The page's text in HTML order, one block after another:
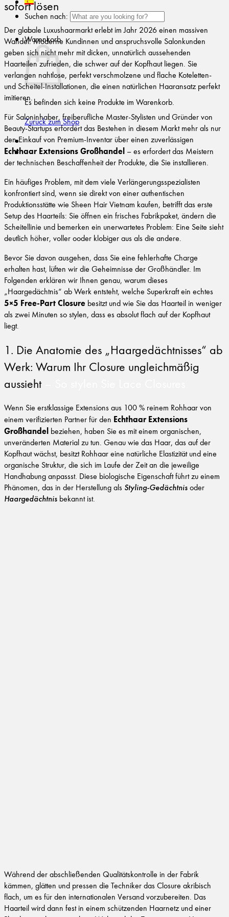
Suchen nach:
Warenkorb
Es befinden sich keine Produkte im Warenkorb.
Zurück zum Shop
sofort lösen
Der globale Luxushaarmarkt erlebt im Jahr 2026 einen massiven
Wandel. Moderne Kundinnen und anspruchsvolle Salonkunden
geben sich nicht mehr mit dicken, unnatürlich aussehenden
Haarteilen zufrieden, die schwer auf der Kopfhaut liegen. Sie
verlangen nahtlose, perfekt verschmolzene und flache Koteletten-
und Scheitel-Installationen, die einen natürlichen Haaransatz perfekt
imitieren.
Für Saloninhaber, freiberufliche Master-Stylisten und Gründer von
Beauty-Startups erfordert das Bestehen in diesem Markt mehr als nur
den Einkauf von Premium-Inventar über einen zuverlässigen
Echthaar Extensions Großhandel – es erfordert das Meistern
der technischen Beschaffenheit der Produkte, die Sie installieren.
Ein häufiges Problem, mit dem viele Verlängerungsspezialisten
konfrontiert sind, wenn sie direkt von einer authentischen
Produktionsstätte wie Sheen Hair Vietnam kaufen, betrifft das erste
Setup des Haarteils: Sie öffnen ein frisches Fabrikpaket, ändern die
Scheitellinie und bemerken ein unerwartetes Problem: Eine Seite sieht
deutlich höher, voller ooder klobiger aus als die andere.
Bevor Sie davon ausgehen, dass Sie eine fehlerhafte Charge
erhalten hast, lüften wir die Geheimnisse der Großhändler. Im
Folgenden erklären wir Ihnen genau, warum dieses
„Haargedächtnis“ ab Werk entsteht, welche Superkraft ein echtes
5×5 Free-Part Closure besitzt und wie Sie das Haarteil in weniger
als zwei Minuten so stylen, dass es absolut flach auf der Kopfhaut
liegt.
1. Die Anatomie des „Haargedächtnisses“ ab
Werk: Warum Ihr Closure ungleichmäßig
aussieht
Wenn Sie erstklassige Extensions aus 100 % reinem Rohhaar von
einem verifizierten Partner für den Echthaar Extensions
Großhandel beziehen, haben Sie es mit einem organischen,
unveränderten Material zu tun. Genau wie das Haar, das auf der
Kopfhaut wächst, besitzt Rohhaar eine natürliche Elastizität und eine
organische Struktur, die sich im Laufe der Zeit an die jeweilige
Handhabung anpassst. Diese biologische Eigenschaft führt zu einem
Phänomen, das in der Herstellung als Styling-Gedächtnisoder
Haargedächtnis bekannt ist.
Während der abschließenden Qualitätskontrolle in der Fabrik
kämmen, glätten und pressen die Techniker das Closure akribisch
flach, um es für den internationalen Versand vorzubereiten. Das
Haarteil wird dann fest in einem schützenden Haarnetz und einer